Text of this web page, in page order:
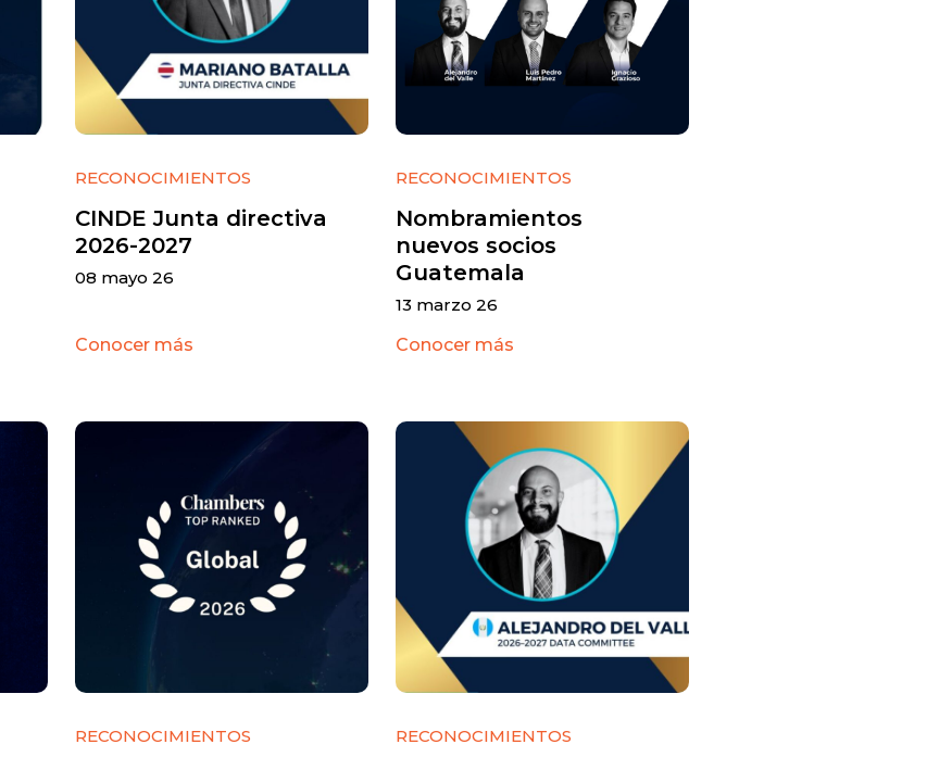
RECONOCIMIENTOS
CINDE Junta directiva
2026-2027
08 mayo 26
Conocer más
RECONOCIMIENTOS
Nombramientos
nuevos socios
Guatemala
13 marzo 26
Conocer más
RECONOCIMIENTOS RECONOCIMIENTOS